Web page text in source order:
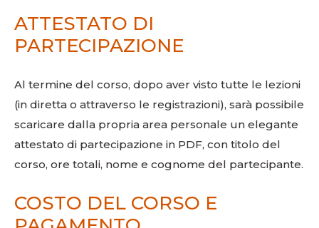
ATTESTATO DI
PARTECIPAZIONE
Al termine del corso, dopo aver visto tutte le lezioni
(in diretta o attraverso le registrazioni), sarà possibile
scaricare dalla propria area personale un elegante
attestato di partecipazione in PDF, con titolo del
corso, ore totali, nome e cognome del partecipante.
COSTO DEL CORSO E